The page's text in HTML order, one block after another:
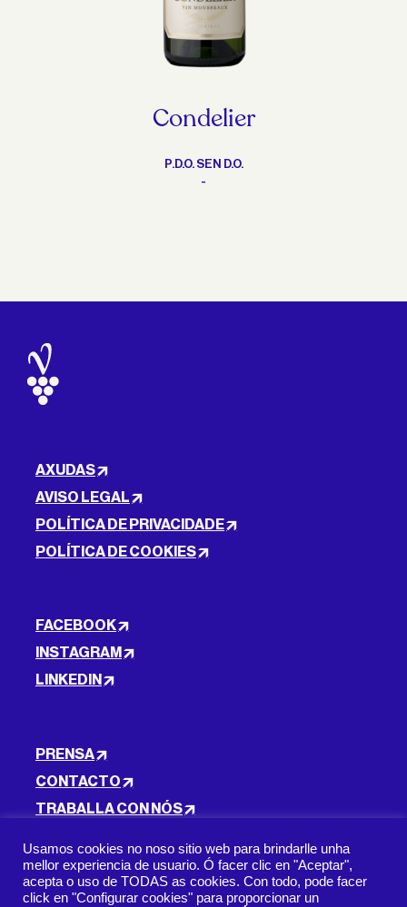
Condelier
P.D.O. SEN D.O.
-
AXUDAS
AVISO LEGAL
POLÍTICA DE PRIVACIDADE
POLÍTICA DE COOKIES
FACEBOOK
INSTAGRAM
LINKEDIN
PRENSA
CONTACTO
TRABALLA CON NÓS
SUBSCRICIÓN AO BOLETÍN INFORMATIVO
Usamos cookies no noso sitio web para brindarlle unha
mellor experiencia de usuario. Ó facer clic en "Aceptar",
acepta o uso de TODAS as cookies. Con todo, pode facer
click en "Configurar cookies" para proporcionar un